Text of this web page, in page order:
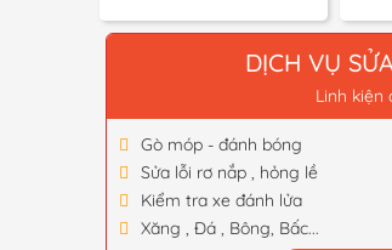
DỊCH VỤ
Linh kiện
Gò móp - đánh bóng
Sửa lỗi rơ nắp , hỏng lề
Kiểm tra xe đánh lửa
Xăng , Đá , Bông, Bấc...